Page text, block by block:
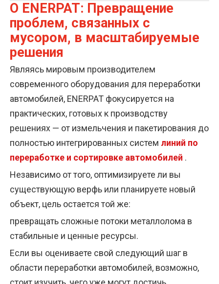
О ENERPAT: Превращение
проблем, связанных с
мусором, в масштабируемые
решения
Являясь мировым производителем
современного оборудования для переработки
автомобилей, ENERPAT фокусируется на
практических, готовых к производству
решениях — от измельчения и пакетирования до
полностью интегрированных систем линий по
переработке и сортировке автомобилей .
Независимо от того, оптимизируете ли вы
существующую верфь или планируете новый
объект, цель остается той же:
превращать сложные потоки металлолома в
стабильные и ценные ресурсы.
Если вы оцениваете свой следующий шаг в
области переработки автомобилей, возможно,